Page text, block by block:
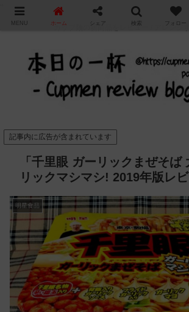
カップ麺の新商品をレビュー / アレンジす
記事内に広告が含まれています
「千里眼 ガーリックまぜそば
リックマシマシ! 2019年版レ
明星食品
MENU ホーム シェア 検索 フォロー